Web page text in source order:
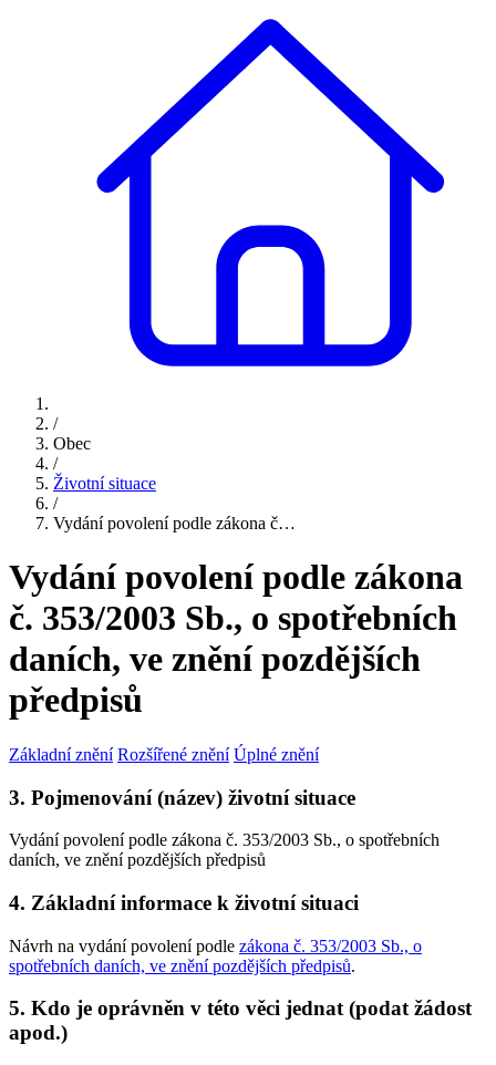
/
Obec
/
Životní situace
/
Vydání povolení podle zákona č…
Vydání povolení podle zákona
č. 353/2003 Sb., o spotřebních
daních, ve znění pozdějších
předpisů
Základní znění Rozšířené znění Úplné znění
3. Pojmenování (název) životní situace
Vydání povolení podle zákona č. 353/2003 Sb., o spotřebních
daních, ve znění pozdějších předpisů
4. Základní informace k životní situaci
Návrh na vydání povolení podle zákona č. 353/2003 Sb., o
spotřebních daních, ve znění pozdějších předpisů.
5. Kdo je oprávněn v této věci jednat (podat žádost
apod.)